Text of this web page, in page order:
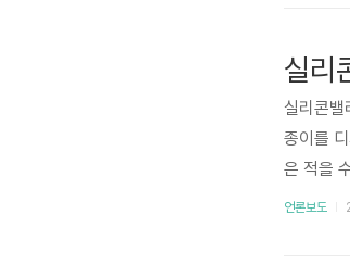
실리
실리콘
종이를
은 적을
글, MS
언론보도